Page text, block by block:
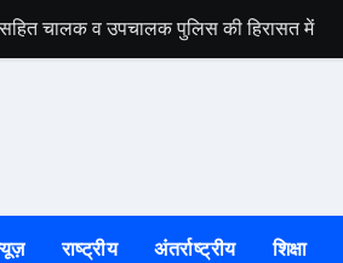
चालक व उपचालक पुलिस की हिरासत में
मिलने से सनसनी, पुलिस जांच में जुटी
चांदी के सिक्कों से भरा गगरा, गांव में उमड़ी भीड़
श्रद्धालुओं का जत्था, देवघर के लिए हुए रवाना
राष्ट्रीय अंतर्राष्ट्रीय शिक्षा